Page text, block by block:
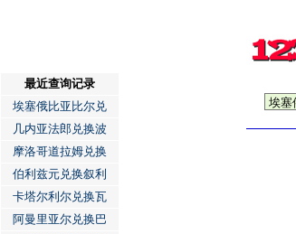
最近查询记录
埃塞俄比亚比尔兑
几内亚法郎兑换波
摩洛哥道拉姆兑换
伯利兹元兑换叙利
卡塔尔利尔兑换瓦
阿曼里亚尔兑换巴